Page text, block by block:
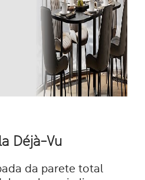
Déjà-Vu
da parete total